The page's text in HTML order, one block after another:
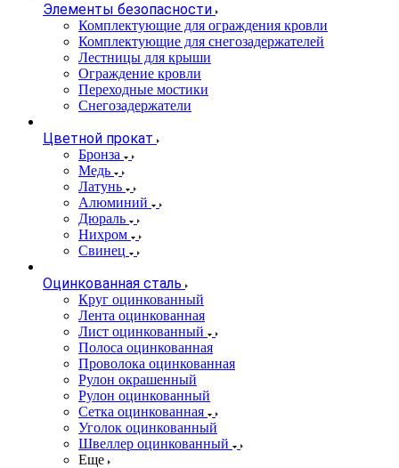
Элементы безопасности
Комплектующие для ограждения кровли
Комплектующие для снегозадержателей
Лестницы для крыши
Ограждение кровли
Переходные мостики
Снегозадержатели
Цветной прокат
Бронза
Медь
Латунь
Алюминий
Дюраль
Нихром
Свинец
Оцинкованная сталь
Круг оцинкованный
Лента оцинкованная
Лист оцинкованный
Полоса оцинкованная
Проволока оцинкованная
Рулон окрашенный
Рулон оцинкованный
Сетка оцинкованная
Уголок оцинкованный
Швеллер оцинкованный
Еще